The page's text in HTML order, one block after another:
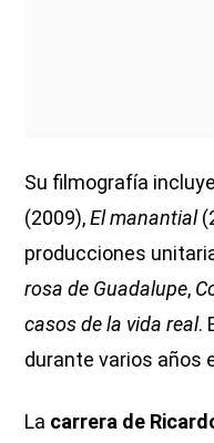
Su filmografía
(2009),El manantial
producciones
rosa de Guadalupe,
casos de la vida real.
durante varios años
La carrera de